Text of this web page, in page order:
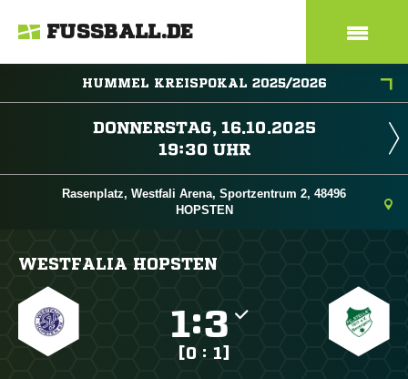
FUSSBALL.DE
HUMMEL KREISPOKAL 2025/2026
 
 
Rasenplatz, Westfali Arena, Sportzentrum 2, 48496
HOPSTEN
WESTFALIA HOPSTEN
:
[0 : 1]